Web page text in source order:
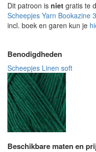
Dit patroon is niet gratis te
Scheepjes Yarn Bookazine
incl. boek en garen kun je
Benodigdheden
Scheepjes Linen soft
Beschikbare maten en